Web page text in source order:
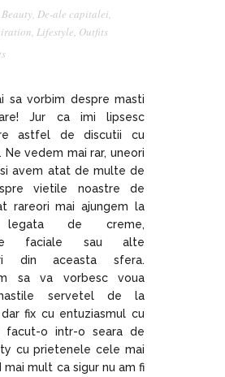
Beauty, De-ale capitalei,
, Lifestyle, Outfits
sa vorbim despre masti
Jur ca imi lipsesc
astfel de discutii cu
vedem mai rar, uneori
avem atat de multe de
vietile noastre de
rareori mai ajungem la
legata de creme,
faciale sau alte
din aceasta sfera.
sa va vorbesc voua
servetel de la
fix cu entuziasmul cu
facut-o intr-o seara de
cu prietenele cele mai
mai mult ca sigur nu am fi